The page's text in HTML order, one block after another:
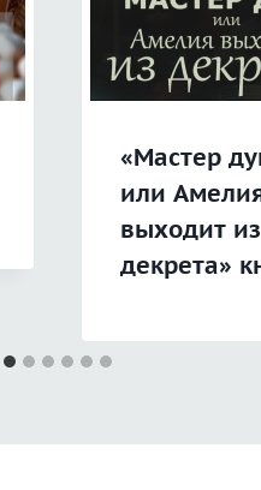
«Мастер
или
выходит из
декрета»